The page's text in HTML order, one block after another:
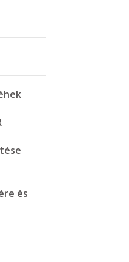
és